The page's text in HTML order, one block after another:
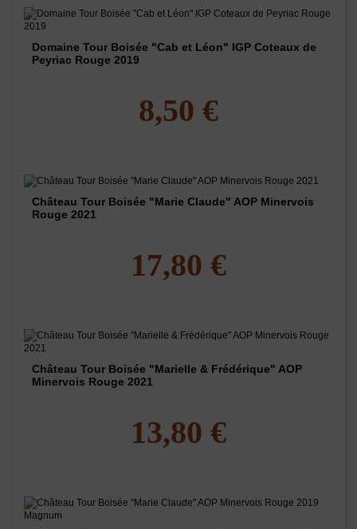
Domaine Tour Boisée "Cab et Léon" IGP Coteaux de
Peyriac Rouge 2019
8,50 €
Château Tour Boisée "Marie Claude" AOP Minervois
Rouge 2021
17,80 €
Château Tour Boisée "Marielle & Frédérique" AOP
Minervois Rouge 2021
13,80 €